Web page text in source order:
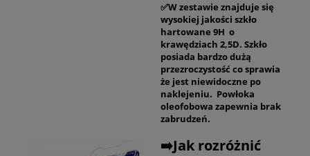
✅W zestawie znajduje się
wysokiej jakości szkło
hartowane 9H o
krawędziach 2,5D. Szkło
posiada bardzo dużą
przezroczystość co sprawia
że jest niewidoczne po
naklejeniu. Powłoka
oleofobowa zapewnia brak
zabrudzeń.
➡️Jak rozróżnić